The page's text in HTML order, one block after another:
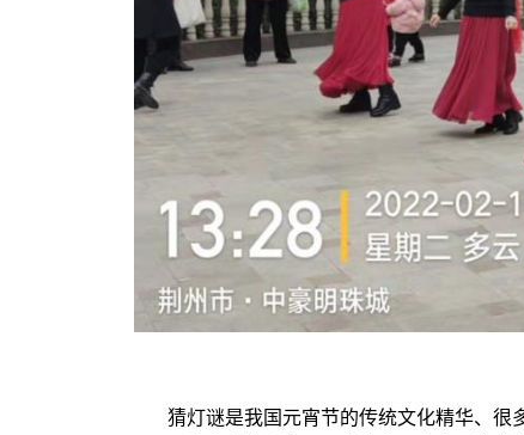
猜灯谜是我国元宵节的传统文化精华、很